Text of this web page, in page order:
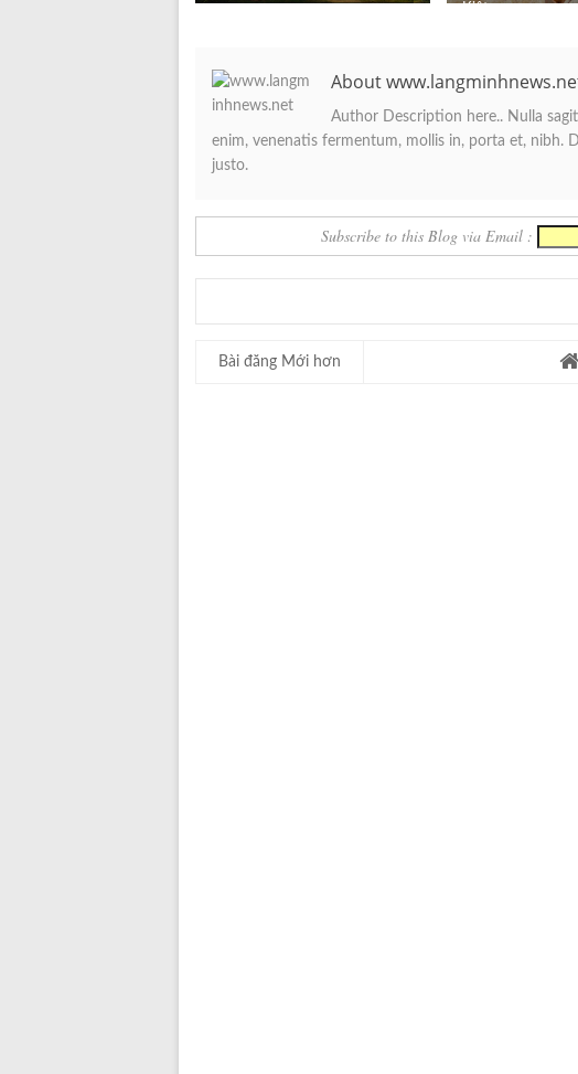
Kiệt
About
Author Description here.. Nulla
enim, venenatis fermentum, mollis in, porta et, nibh.
justo.
Subscribe to this Blog via Email :
Bài đăng Mới hơn